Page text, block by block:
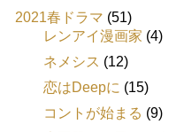
2021春ドラマ (51)
レンアイ漫画家 (4)
ネメシス (12)
恋はDeepに (15)
コントが始まる (9)